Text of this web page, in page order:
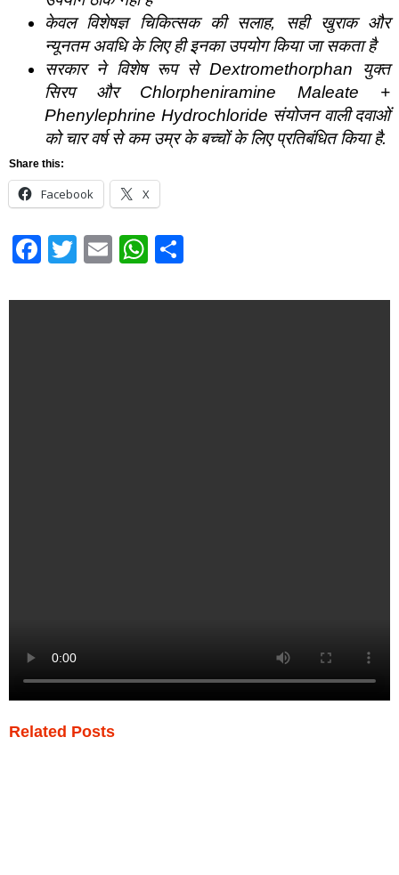
केवल विशेषज्ञ चिकित्सक की सलाह, सही खुराक और
न्यूनतम अवधि के लिए ही इनका उपयोग किया जा सकता है
सरकार ने विशेष रूप से Dextromethorphan युक्त
सिरप और Chlorpheniramine Maleate +
Phenylephrine Hydrochloride संयोजन वाली दवाओं
को चार वर्ष से कम उम्र के बच्चों के लिए प्रतिबंधित किया है.
Share this:
Facebook X
Facebook
Twitter
EmailWhatsApp
Related Posts